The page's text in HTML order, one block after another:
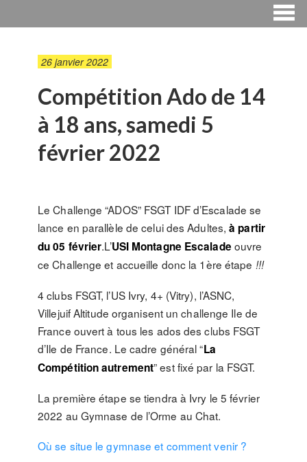
26 janvier 2022
Compétition Ado de 14
à 18 ans, samedi 5
février 2022
Le Challenge “ADOS” FSGT IDF d’Escalade se
lance en parallèle de celui des Adultes,à partir
du 05 février.L’USI Montagne Escalade ouvre
ce Challenge et accueille donc la 1ère étape !!!
4 clubs FSGT, l’US Ivry, 4+ (Vitry), l’ASNC,
Villejuif Altitude organisent un challenge Ile de
France ouvert à tous les ados des clubs FSGT
d’Ile de France. Le cadre général “La
Compétition autrement” est fixé par la FSGT.
La première étape se tiendra à Ivry le 5 février
2022 au Gymnase de l’Orme au Chat.
Où se situe le gymnase et comment venir ?